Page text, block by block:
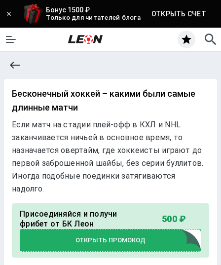
Бонус 1500 ₽
Только для читателей блога ОТКРЫТЬ СЧЕТ
Бесконечный хоккей – какими были самые
длинные матчи
Если матч на стадии плей-офф в КХЛ и NHL
заканчивается ничьей в основное время, то
назначается овертайм, где хоккеисты играют до
первой заброшенной шайбы, без серии буллитов.
Иногда подобные поединки затягиваются
надолго.
Присоединяйся и получи
фрибет от БК Леон
500 ₽
ОТКРЫТЬ ПРОМОКОД